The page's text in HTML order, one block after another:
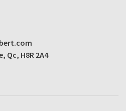
Qc, H8R 2A4